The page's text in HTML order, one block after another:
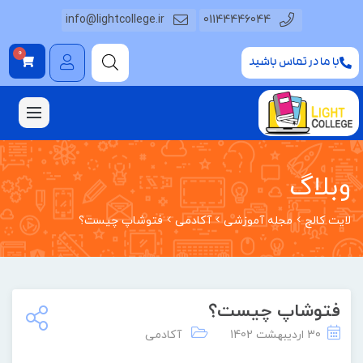
01144446044
info@lightcollege.ir
با ما در تماس باشید
0
وبلاگ
لایت کالج مجله آموزشی آکادمی فتوشاپ چیست؟
فتوشاپ چیست؟
30 اردیبهشت 1402 آکادمی